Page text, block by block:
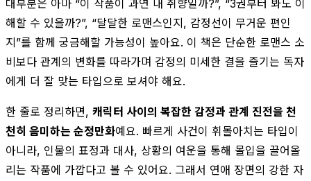
대부분은 아마 “이 작품이 과연 내 취향일까?”, “3권부터 봐도 이
해할 수 있을까?”, “달달한 로맨스인지, 감정선이 무거운 편인
지”를 함께 궁금해할 가능성이 높아요. 이 책은 단순한 로맨스 소
비보다 관계의 변화를 따라가며 감정의 미세한 결을 즐기는 독자
에게 더 잘 맞는 타입으로 보셔야 해요.
한 줄로 정리하면, 캐릭터 사이의 복잡한 감정과 관계 진전을 천
천히 음미하는 순정만화예요. 빠르게 사건이 휘몰아치는 타입이
아니라, 인물의 표정과 대사, 상황의 여운을 통해 몰입을 끌어올
리는 작품에 가깝다고 볼 수 있어요. 그래서 연애 장면의 강한 자